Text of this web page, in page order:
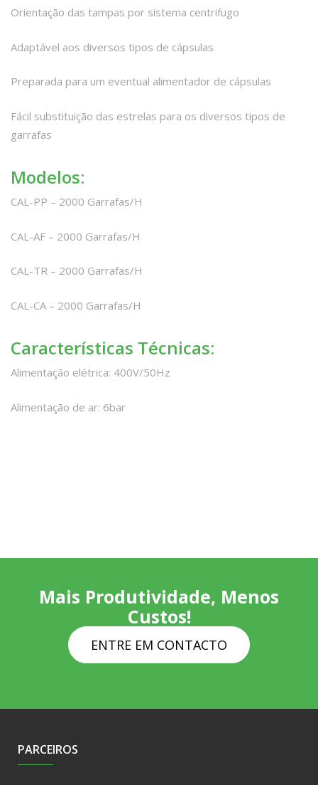
Orientação das tampas por sistema centrifugo
Adaptável aos diversos tipos de cápsulas
Preparada para um eventual alimentador de cápsulas
Fácil substituição das estrelas para os diversos tipos de
garrafas
Modelos:
CAL-PP – 2000 Garrafas/H
CAL-AF – 2000 Garrafas/H
CAL-TR – 2000 Garrafas/H
CAL-CA – 2000 Garrafas/H
Características Técnicas:
Alimentação elétrica: 400V/50Hz
Alimentação de ar: 6bar
Mais Produtividade, Menos
Custos!
ENTRE EM CONTACTO
PARCEIROS